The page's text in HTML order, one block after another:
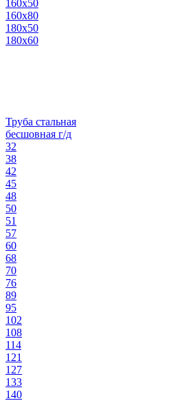
160х50
160х80
180х50
180х60
Труба стальная
бесшовная г/д
32
38
42
45
48
50
51
57
60
68
70
76
89
95
102
108
114
121
127
133
140